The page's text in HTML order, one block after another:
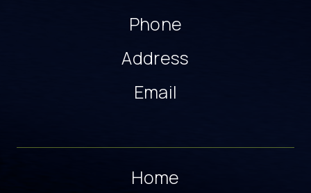
Phone
Address
Email
Home